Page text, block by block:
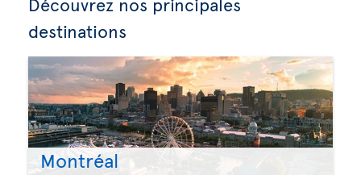
destinations
Montréal